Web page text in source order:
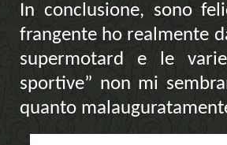
In conclusione, sono
frangente ho realmente
supermotard e le
sportive” non mi
quanto